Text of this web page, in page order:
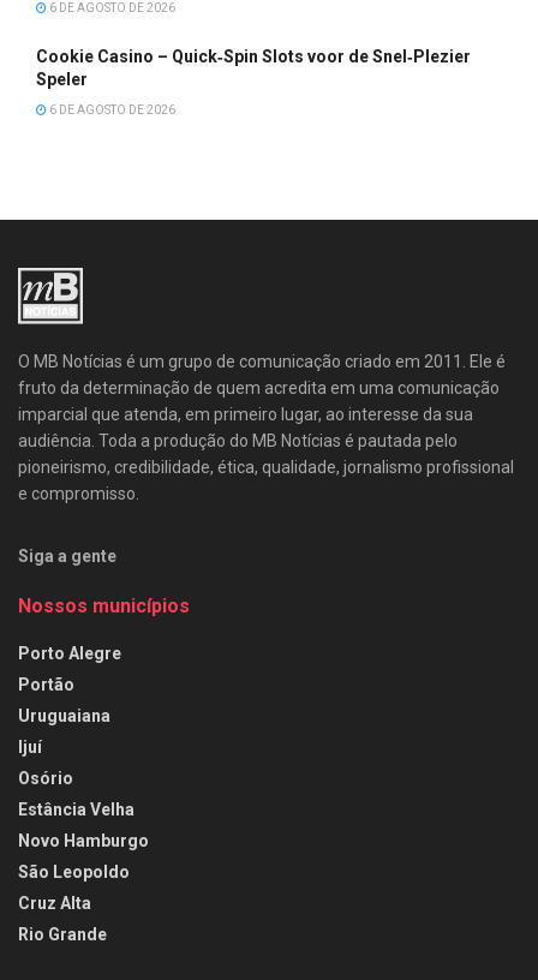
6 DE AGOSTO DE 2026
Cookie Casino – Quick‑Spin Slots voor de Snel‑Plezier
Speler
6 DE AGOSTO DE 2026
O MB Notícias é um grupo de comunicação criado em 2011. Ele é
fruto da determinação de quem acredita em uma comunicação
imparcial que atenda, em primeiro lugar, ao interesse da sua
audiência. Toda a produção do MB Notícias é pautada pelo
pioneirismo, credibilidade, ética, qualidade, jornalismo profissional
e compromisso.
Siga a gente
Nossos municípios
Porto Alegre
Portão
Uruguaiana
Ijuí
Osório
Estância Velha
Novo Hamburgo
São Leopoldo
Cruz Alta
Rio Grande